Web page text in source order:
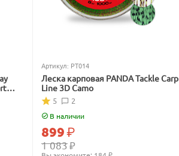
Артикул: PT014
Леска карповая PANDA Tackle Carp
Line 3D Camo
2
5
В наличии
1 083₽
899₽